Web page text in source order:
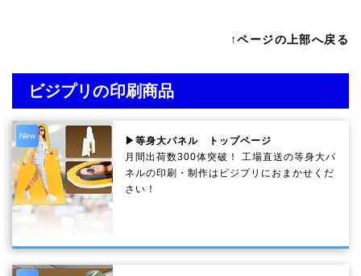
↑ページの上部へ戻る
ビジプリの印刷商品
New
▶等身大パネル トップページ
月間出荷数300体突破！ 工場直送の等身大パ
ネルの印刷・制作は ビジプリ におまかせくだ
さい！